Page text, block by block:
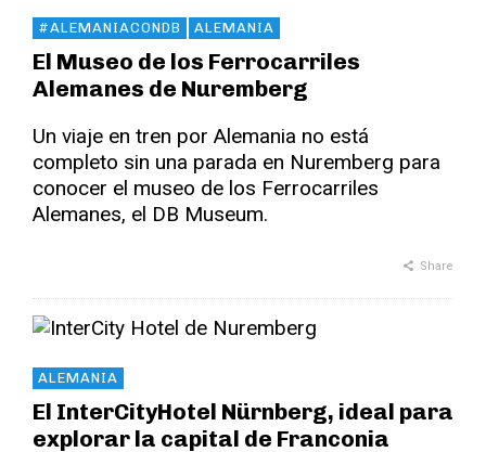
#ALEMANIACONDB ALEMANIA
El Museo de los Ferrocarriles
Alemanes de Nuremberg
Un viaje en tren por Alemania no está
completo sin una parada en Nuremberg para
conocer el museo de los Ferrocarriles
Alemanes, el DB Museum.
Share
ALEMANIA
El InterCityHotel Nürnberg, ideal para
explorar la capital de Franconia